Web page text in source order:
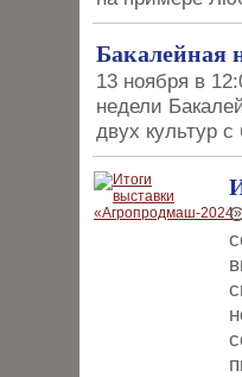
Бакалейная
13 ноября в
недели
двух культур